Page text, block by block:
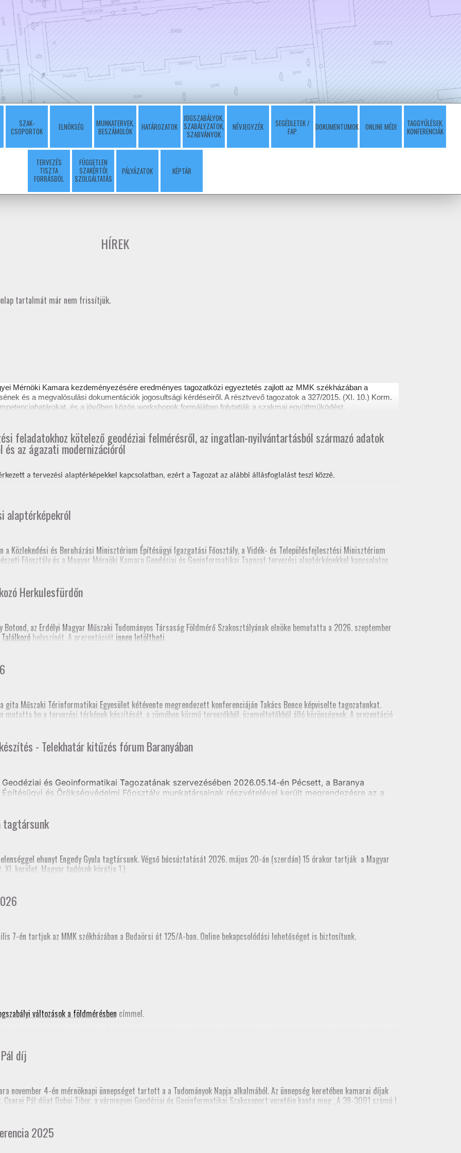
SZAK-
CSOPORTOK
ELNÖKSÉG
MUNKATERVEK,
BESZÁMOLÓK
HATÁROZATOK
JOGSZABÁLYOK,
SZABÁLYZATOK,
SZABVÁNYOK
NÉVJEGYZÉK
SEGÉDLETEK /
FAP
DOKUMENTUMOK ONLINE MÉDI
TAGGYŰLÉSEK,
KONFERENCIÁK
TERVEZÉS
TISZTA
FORRÁSBÓL
FÜGGETLEN
SZAKÉRTŐI
SZOLGÁLTATÁS
PÁLYÁZATOK KÉPTÁR
HÍREK
tartalmát már nem frissítjük.
Mérnöki Kamara kezdeményezésére eredményes tagozatközi egyeztetés zajlott az MMK székházában a
és a megvalósulási dokumentációk jogosultsági kérdéseiről. A résztvevő tagozatok a 327/2015. (XI. 10.) Korm.
és a jövőben közös workshopok formájában folytatják a szakmai együttműködést.
feladatokhoz kötelező geodéziai felmérésről, az ingatlan-nyilvántartásból származó adatok
és az ágazati modernizációról
a tervezési alaptérképekkel kapcsolatban, ezért a Tagozat az alábbi állásfoglalást teszi közzé.
alaptérképekról
a Közlekedési és Beruházási Minisztérium Építésügyi Igazgatási Főosztály, a Vidék- és Településfejlesztési Minisztérium
Főosztály és a Magyar Mérnöki Kamara Geodéziai és Geoinformatikai Tagozat tervezési alaptérképekkel kapcsolatos
elnöksége nagyon sok tájékoztatón és fórumon tartott előadást a tervezési alaptérképekről. A legutolsó előadás
Fórum a szakcsoport szervezésében, szakmagyakorlók, kormányhivatal (építési és földhivatali területről), építész kamara
Fórum a szakcsoport szervezésében, kormányhivatal (építési és földhivatali területről), építész kamara részvételével
Főosztályvezetők Értekezlete (online, mintegy 240 fő földhivatali munkatárs részvételével)
Esztergom
szakmai továbbképzés (teljes megyei földhivatali részvétellel)
Szakfelügyelői Értekezlet (online, mintegy 70 fő részvételével)
Herkulesfürdőn
az Erdélyi Magyar Műszaki Tudományos Társaság Földmérő Szakosztályának elnöke bemutatta a 2026. szeptember
helyszínét. A prezentációt innen letöltheti
gita Műszaki Térinformatikai Egyesület kétévente megrendezett konferenciáján Takács Bence képviselte tagozatunkat.
mutatta be a tervezési térképek készítését, a zömében közmű tervezőkből, üzemeltetőkből álló közönségnek. A prezentáció
volt, hogy a jelenlegi tagozati elnök mellett három korábbi elnök is részt vett.
- Telekhatár kitűzés fórum Baranyában
és Geoinformatikai Tagozatának szervezésében 2026.05.14-én Pécsett, a Baranya
és Örökségvédelmi Főosztály munkatársainak részvételével került megrendezésre az a
tagtársunk
ehunyt Engedy Gyula tagtársunk. Végső búcsúztatását 2026. május 20-án (szerdán) 15 órakor tartják a Magyar
XI. kerület, Magyar tudósok körútja 1.).
7-én tartjuk az MMK székházában a Budaörsi út 125/A-ban. Online bekapcsolódási lehetőséget is biztosítunk.
változások a földmérésben címmel.
díj
november 4-én mérnöknapi ünnepséget tartott a a Tudományok Napja alkalmából. Az ünnepség keretében kamarai díjak
Pál díjat Dobai Tibor, a vármegyei Geodéziai és Geoinformatikai Szakcsoport vezetője kapta meg „A 39-3001 számú I.
Kamara korábbi elnöke, akinek emlékére alapították a díjat.
2025